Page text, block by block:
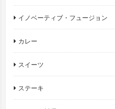
イノベーティブ・フュージョン
カレー
スイーツ
ステーキ